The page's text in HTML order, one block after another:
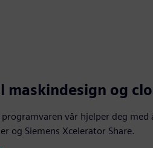
maskindesign og
vår hjelper deg med
og Siemens Xcelerator Share.